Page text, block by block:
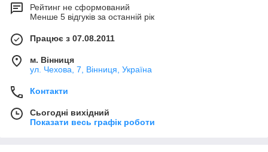
Рейтинг не сформований
Менше 5 відгуків за останній рік
Працює з 07.08.2011
м. Вінниця
ул. Чехова, 7, Вінниця, Україна
Контакти
Сьогодні вихідний
Показати весь графік роботи